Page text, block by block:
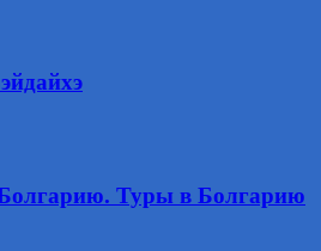
Туры в Болгарию